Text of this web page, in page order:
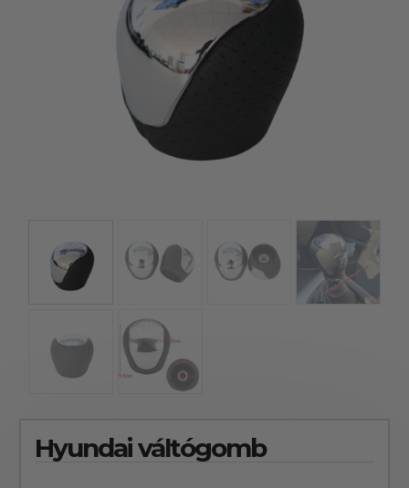
Hyundai váltógomb